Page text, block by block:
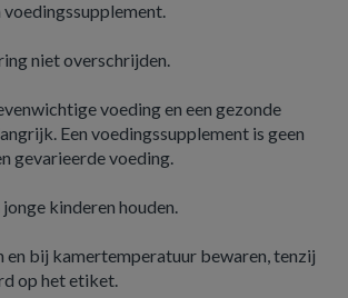
niet overschrijden.
voeding en een gezonde
Een voedingssupplement is geen
gevarieerde voeding.
kinderen houden.
en bij kamertemperatuur bewaren, tenzij
op het etiket.